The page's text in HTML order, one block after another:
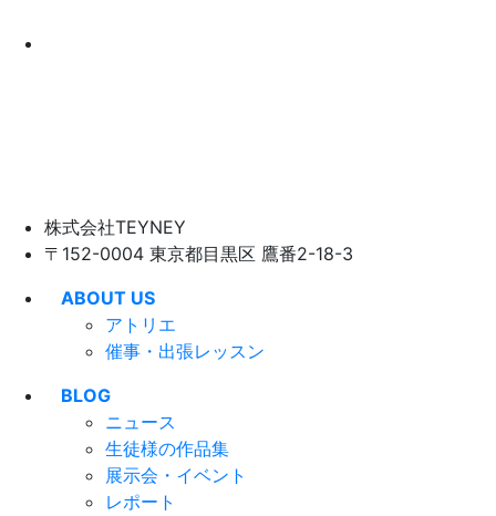
株式会社TEYNEY
〒152-0004 東京都目黒区 鷹番2-18-3
ABOUT US
アトリエ
催事・出張レッスン
BLOG
ニュース
生徒様の作品集
展示会・イベント
レポート